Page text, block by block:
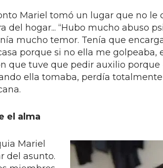
Mariel tomó un lugar que no le
del hogar... “Hubo mucho abuso
mucho temor. Tenía que
porque si no ella me golpeaba,
que tuve que pedir auxilio porque
ella tomaba, perdía totalmente
el alma
Mariel
del asunto.